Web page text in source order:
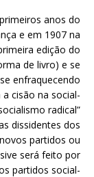
anos do
e em 1907 na
edição do
de livro) e se
enfraquecendo
cisão na social-
radical”
dissidentes dos
partidos ou
será feito por
partidos social-